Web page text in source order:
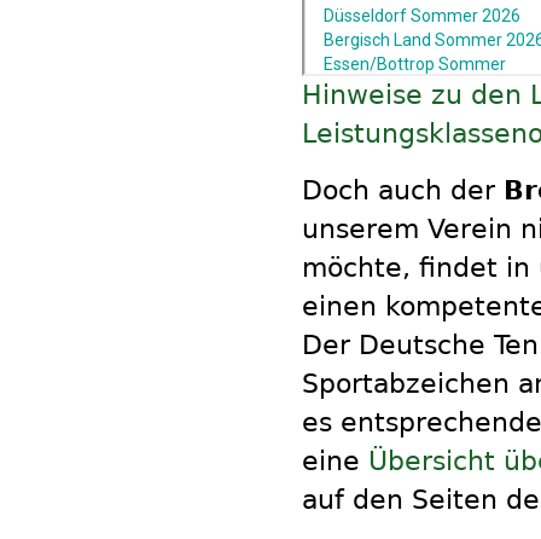
Hinweise zu den
Doch auch der
unserem Verein
möchte, findet
einen
Der Deutsche
Sportabzeichen
es
eine Übersicht
auf den Seiten